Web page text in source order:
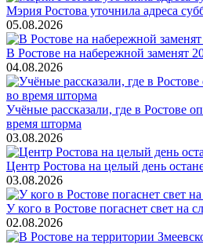
Мэрия Ростова уточнила адреса
05.08.2026
В Ростове на набережной заменят
04.08.2026
Учёные рассказали, где в Ростове
время шторма
03.08.2026
Центр Ростова на целый день
03.08.2026
У кого в Ростове погаснет свет на
02.08.2026